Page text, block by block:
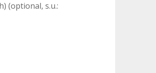
(optional, s.u.: